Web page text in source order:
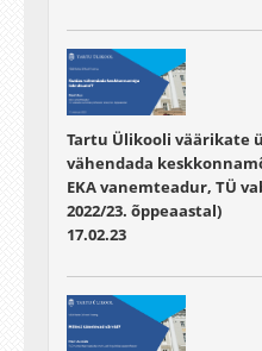
Tartu Ülikooli väärikate
vähendada
EKA vanemteadur, TÜ
2022/23. õppeaastal)
17.02.23